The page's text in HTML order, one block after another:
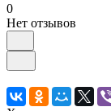
0
Нет отзывов